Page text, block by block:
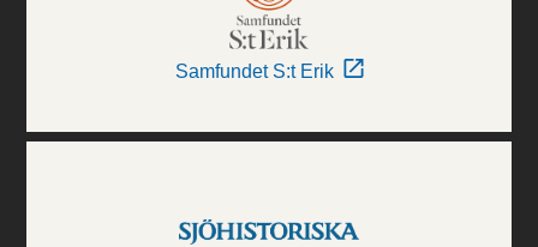
Samfundet S:t Erik